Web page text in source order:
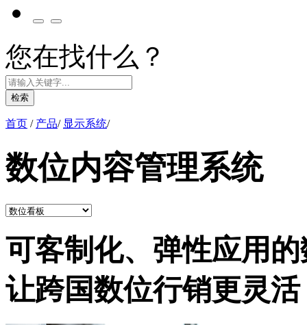
您在找什么？
检索
首页 / 产品/ 显示系统/
数位内容管理系统
可客制化、弹性应用
让跨国数位行销更灵活